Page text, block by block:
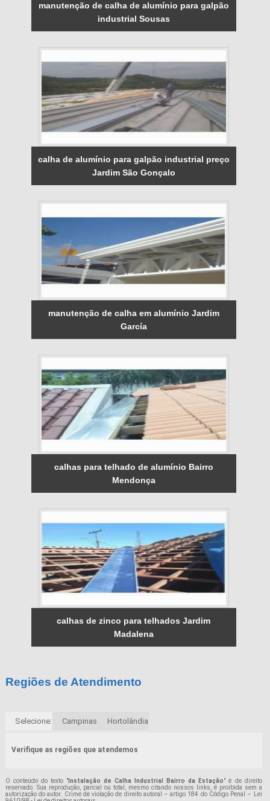
manutenção de calha de alumínio para galpão
industrial Sousas
calha de alumínio para galpão industrial preço
Jardim São Gonçalo
manutenção de calha em alumínio Jardim
García
calhas para telhado de alumínio Bairro
Mendonça
calhas de zinco para telhados Jardim
Madalena
Regiões de Atendimento
Selecione: Campinas Hortolândia
Verifique as regiões que atendemos
O conteúdo do texto " Instalação de Calha Industrial Bairro da Estação" é de direito
reservado. Sua reprodução, parcial ou total, mesmo citando nossos links, é proibida sem a
autorização do autor. Crime de violação de direito autoral – artigo 184 do Código Penal –
Lei